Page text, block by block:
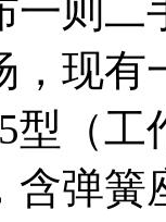
一则
，现有
型（工
含弹簧